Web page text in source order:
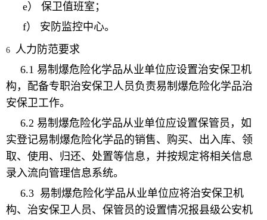
e） 保卫值班室；
f） 安防监控中心。
6
人力防范要求
6.1 易制爆危险化学品从业单位应设置治安保卫机
构，配备专职治安保卫人员负责易制爆危险化学品治
安保卫工作。
6.2 易制爆危险化学品从业单位应设置保管员，如
实登记易制爆危险化学品的销售、购买、出入库、领
取、使用、归还、处置等信息，并按规定将相关信息
录入流向管理信息系统。
6.3 易制爆危险化学品从业单位应将治安保卫机
构、治安保卫人员、保管员的设置情况报县级公安机